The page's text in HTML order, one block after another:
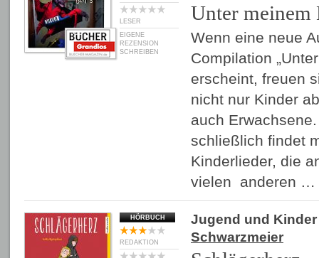
LESER
EIGENE
REZENSION
SCHREIBEN
Unter meinem
Wenn eine neue
Compilation
erscheint, freuen
nicht nur Kinder
auch
schließlich findet
Kinderlieder, die
vielen anderen …
HÖRBUCH
REDAKTION
Jugend und Kinder
Schwarzmeier